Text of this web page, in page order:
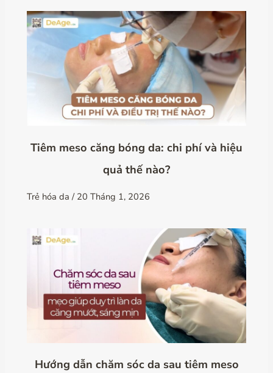
Tiêm meso căng bóng da: chi phí và hiệu
quả thế nào?
Trẻ hóa da / 20 Tháng 1, 2026
Hướng dẫn chăm sóc da sau tiêm meso